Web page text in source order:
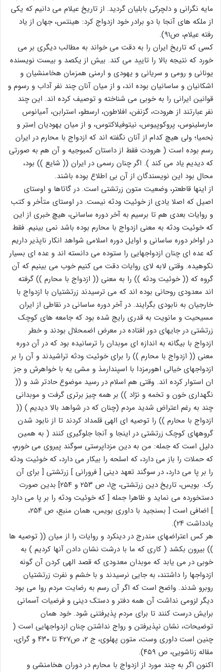
مایه نگرانی و دلچرکی بابلیان گردید. از تاریخ عیلام می دانیم که یکی
از ملکه های آنجا با دو برادر خود ازدواج کرد: هینتس، جهان از یاد
رفته عیلام، ص۹۱).
کسی که تاریخ ایران را به دقت می خواند به مطالب دیگری بر می
خورد که نتیجه بالا را تایید می کند. بیش از یکصد و بیست نویسنده
یونانی و رومی و سریانی و یهودی و ارمنی همزمان هخامنشیان و
اشکانیان و ساسانیان بوده اند، و از میان آنان چند نفر آداب و رسوم و
قوانین ایرانی را به خوبی می شناخته و توصیف کرده اند. این چند
نفر عبارتند از هرودت، گزنفن، افلاطون، ارسطو، استرابن، آمیانوس
مارسلینوس، پروکوپیوس، نیتوفیلاکتوس، و از میان یهودیان اِستِر و
نِحمیا؛ ولی هیچ کدام از آنان نگفته اند که ازدواج با محارم در ایران
رسم بوده است ( هرودت فقط از داستان کمبوجیه و آن هم به صورتی
که دیدیم یاد می کند ). اگر چنان رسمی در ایران (( شایع )) بود،
محال بود این نویسندگان از آن بی اطلاع بوده باشند.
از اینها قاطعتر، وضعیت متون زرتشتی است. در گاتاها و اوستای
اصیل که اصلا یادی از خوئیت ودثه نیست. در اوستای متأخر و کتب
و روایات بعدی هم تا برسیم به آخر دوره ساسانی، هیچ خبری از این
که خوئیت ودثه به معنی ازدواج با محارم بوده باشد نمی بینیم. فقط
در اواخر دوره ساسانی و اوایل دوره اسلامی شواهد انکار ناپذیر داریم
که عده ای چنان ازدواجهایی را ستوده می دانسته اند و عده ای بسیار
نکوهیده. وقتی لابه لای روایات دقت می کنیم خوب می بینیم که آن
گروه که (( خوئیت ودثه )) را به معنی (( ازدواج با محارم )) گرفته
اند معدودی روحانی بوده اند که می ترسیدند زرتشتیان با ازدواج با
خارجیان به نابودی بگرایند. در آخر دوره ساسانی در نقاطی از ایران
مسیحیت و مانویت به قدری رایج شده بود که جامعه های کوچک
زرتشتی در جایهای دور افتاده در معرض اضمحلال بودند و خطر
ازدواج با بیگانه به اندازه ای موبدان را ترسانیده بود که در آن دوره
معنی (( ازدواج با محارم )) را برای خوئیت ودثه تراشیدند و آن را بر
ازدواجهای خیالی اهورمزدا با اسپندارمذ و مشی یه با خواهرش و جز
ان استوار کرده اند. وقتی هم اسلام در رسید موضوع حادتر شد و ((
نگهداری خون و تخمه و نژاد )) بر همه چیز برتری گرفت و موبدانی
چند به رغم اعتراض شدید مردم (چنان که در شواهد بالا دیدیم ) ((
ازدواج با محارم )) را توصیه ای الهی قلمداد کردند تا از نابود شدن
گروههای کوچک زرتشتی در اینجا و آنجا جلوگیری کنند ( به همین
دلیل است که جمله: من به دین مزداپرستی سوگند پیروی می خورم،
که حملات را باز می دارد، که اسلحه را بیکار می دارد، که خوئیت ودثه
را بر پا می دارد، در سوگند تعهد دینی [ فرورانی ] زرتشتی [ برای آن
رک. بویس، تاریخ دین زرتشتی، ج۱، ص ۲۵۳ و ۲۵۴] بدین صورت
دستخورده می نماید و ظاهرا جمله [ که خوئیت ودثه را بر پا می دارد
] اضافی است [ بسنجید با داوری بویس، همان منبع، ص ۲۵۴،
یادداشت ۲۴).
هر کس اعتراضهای مندرج در دینکرد و روایات را از میان (( توصیه ها
)) بیرون بکشد ( کاری که ما با درشت نشان دادن آنها کردیم ) به
خوبی در می یابد که موبدان معدودی که قصد الهی کردن آن گونه
ازدواجها را داشتند، به جایی نرسیدند و با خشم و نفرت زرتشتیان
روبرو شدند. واضح است که اگر آن رسم به رضایت مردم روا می بود
دیگر لزومی نداشت آن همه دفتر و دستک دینی و فرضیات آسمانی
برایش درست کنند تا برای مردم پذیرفتنی شود. خود همان
توضیحات، نشان نپذیرفتن و رواج نداشتن چنان ازدواجهایی است (
چنین است داوری وست، متون پهلوی، ج ۲، ص۴۲۷ تا ۴۳۰ و گرای،
مقاله زناشویی، ص ۴۵۹).
اکنون اگر به چند مورد از ازدواج با محارم در دوران هخامنشی و